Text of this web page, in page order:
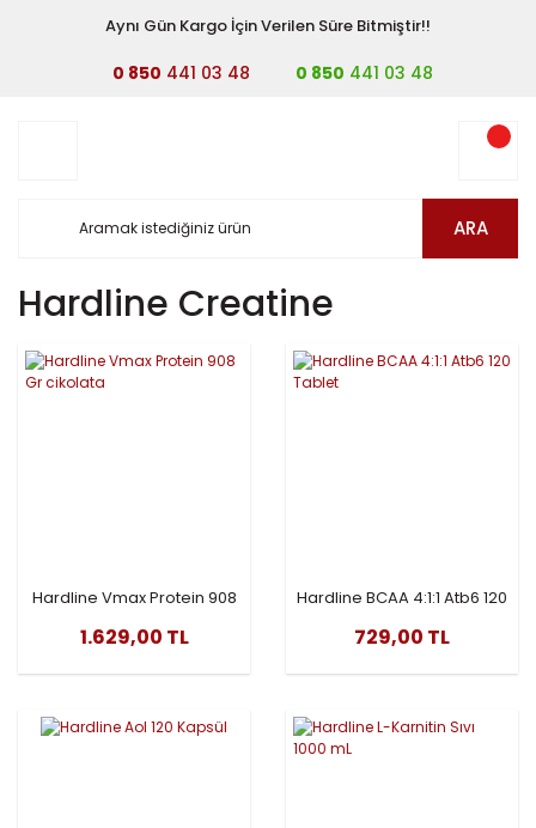
Aynı Gün Kargo İçin Verilen Süre Bitmiştir!!
0 850 441 03 48 0 850 441 03 48
ARA
Hardline Creatine
Hardline Vmax Protein 908
Gr cikolata
1.629,00 TL
Hardline BCAA 4:1:1 Atb6 120
Tablet
729,00 TL